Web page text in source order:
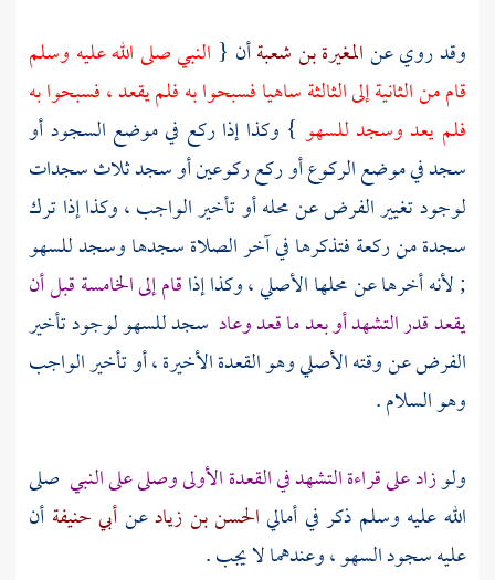
وقد روي عنالمغيرة بن شعبةأن { النبي صلى الله عليه وسلم
قام من الثانية إلى الثالثة ساهيا فسبحوا به فلم يقعد ، فسبحوا به
فلم يعد وسجد للسهو } وكذا إذا ركع في موضع السجود أو
سجد في موضع الركوع أو ركع ركوعين أو سجد ثلاث سجدات
لوجود تغيير الفرض عن محله أو تأخير الواجب ، وكذا إذا ترك
سجدة من ركعة فتذكرها في آخر الصلاة سجدها وسجد للسهو
; لأنه أخرها عن محلها الأصلي ، وكذا إذاقام إلى الخامسة قبل أن
يقعد قدر التشهد أو بعد ما قعد وعاد سجد للسهو لوجود تأخير
الفرض عن وقته الأصلي وهو القعدة الأخيرة ، أو تأخير الواجب
وهو السلام .
ولوزاد على قراءة التشهد في القعدة الأولى وصلى على النبي صلى
الله عليه وسلم ذكر في أماليالحسن بن زيادعنأبي حنيفة أن
عليه سجود السهو ، وعندهما لا يجب .